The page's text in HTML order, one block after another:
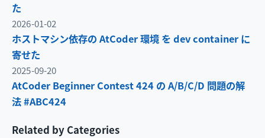
た
2026-01-02
ホストマシン依存の AtCoder 環境 を dev container に
寄せた
2025-09-20
AtCoder Beginner Contest 424 の A/B/C/D 問題の解
法 #ABC424
Related by Categories